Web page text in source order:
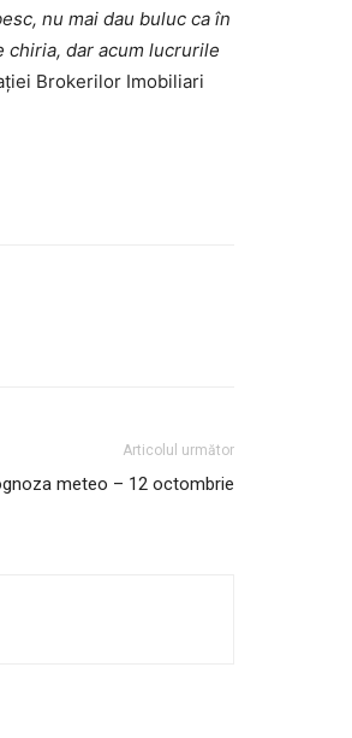
Prelucrarea datelor cu caracter personal
nu mai dau buluc ca în
chiria, dar acum lucrurile
Brokerilor Imobiliari
Articolul următor
meteo – 12 octombrie